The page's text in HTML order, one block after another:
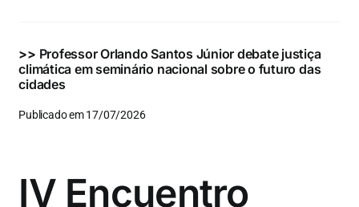
>> Professor Orlando Santos Júnior debate justiça
climática em seminário nacional sobre o futuro das
cidades
Publicado em 17/07/2026
IV Encuentro